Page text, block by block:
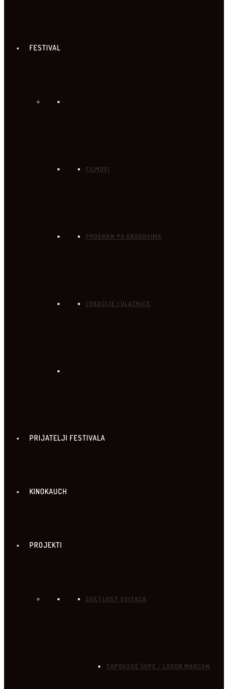
FESTIVAL
FILMOVI
PROGRAM PO GRADOVIMA
LOKACIJE I ULAZNICE
PRIJATELJI FESTIVALA
KINOKAUCH
PROJEKTI
SVETLOST SVITACA
TOPOVSKE ŠUPE / LOGOR MARCAN